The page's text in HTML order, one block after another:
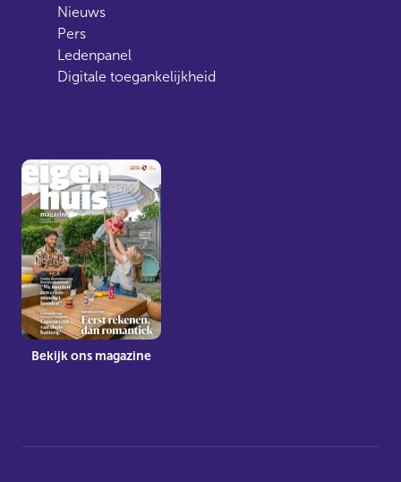
Nieuws
Pers
Ledenpanel
Digitale toegankelijkheid
Bekijk ons magazine